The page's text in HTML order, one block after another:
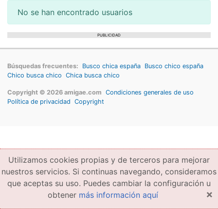
No se han encontrado usuarios
PUBLICIDAD
Búsquedas frecuentes: Busco chica españa Busco chico españa
Chico busca chico Chica busca chico
Copyright © 2026 amigae.com Condiciones generales de uso
Política de privacidad Copyright
Utilizamos cookies propias y de terceros para mejorar
nuestros servicios. Si continuas navegando, consideramos
que aceptas su uso. Puedes cambiar la configuración u
obtener más información aquí ×